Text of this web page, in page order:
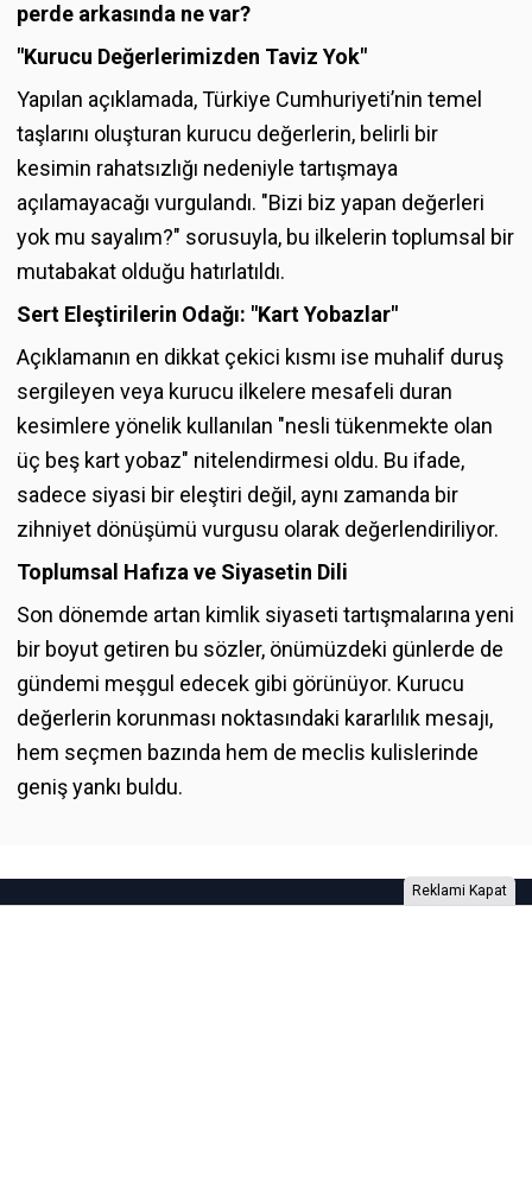
perde arkasında ne var?
"Kurucu Değerlerimizden Taviz Yok"
Yapılan açıklamada, Türkiye Cumhuriyeti’nin temel
taşlarını oluşturan kurucu değerlerin, belirli bir
kesimin rahatsızlığı nedeniyle tartışmaya
açılamayacağı vurgulandı. "Bizi biz yapan değerleri
yok mu sayalım?" sorusuyla, bu ilkelerin toplumsal bir
mutabakat olduğu hatırlatıldı.
Sert Eleştirilerin Odağı: "Kart Yobazlar"
Açıklamanın en dikkat çekici kısmı ise muhalif duruş
sergileyen veya kurucu ilkelere mesafeli duran
kesimlere yönelik kullanılan "nesli tükenmekte olan
üç beş kart yobaz" nitelendirmesi oldu. Bu ifade,
sadece siyasi bir eleştiri değil, aynı zamanda bir
zihniyet dönüşümü vurgusu olarak değerlendiriliyor.
Toplumsal Hafıza ve Siyasetin Dili
Son dönemde artan kimlik siyaseti tartışmalarına yeni
bir boyut getiren bu sözler, önümüzdeki günlerde de
gündemi meşgul edecek gibi görünüyor. Kurucu
değerlerin korunması noktasındaki kararlılık mesajı,
hem seçmen bazında hem de meclis kulislerinde
geniş yankı buldu.
Reklami Kapat